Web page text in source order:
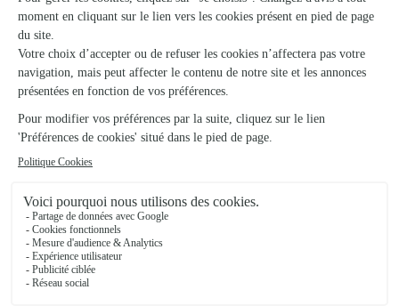
Glycine 24
Brantome
3, place Général de Gaulle
Voir la boutique